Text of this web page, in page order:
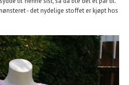
- det nydelige stoffet er kjøpt hos